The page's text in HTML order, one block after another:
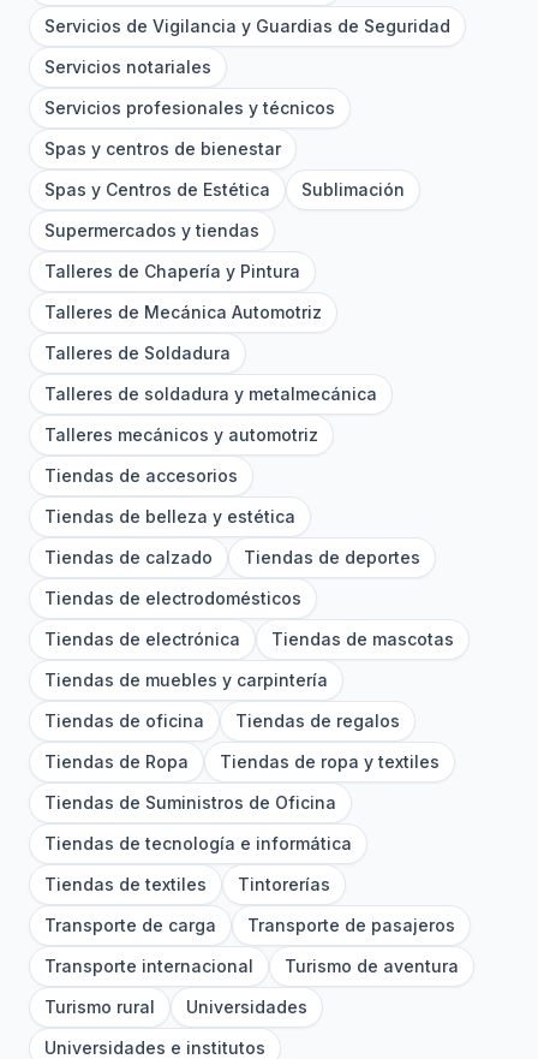
Servicios de Vigilancia y Guardias de Seguridad
Servicios notariales
Servicios profesionales y técnicos
Spas y centros de bienestar
Spas y Centros de Estética
Sublimación
Supermercados y tiendas
Talleres de Chapería y Pintura
Talleres de Mecánica Automotriz
Talleres de Soldadura
Talleres de soldadura y metalmecánica
Talleres mecánicos y automotriz
Tiendas de accesorios
Tiendas de belleza y estética
Tiendas de calzado
Tiendas de deportes
Tiendas de electrodomésticos
Tiendas de electrónica
Tiendas de mascotas
Tiendas de muebles y carpintería
Tiendas de oficina
Tiendas de regalos
Tiendas de Ropa
Tiendas de ropa y textiles
Tiendas de Suministros de Oficina
Tiendas de tecnología e informática
Tiendas de textiles
Tintorerías
Transporte de carga
Transporte de pasajeros
Transporte internacional
Turismo de aventura
Turismo rural
Universidades
Universidades e institutos